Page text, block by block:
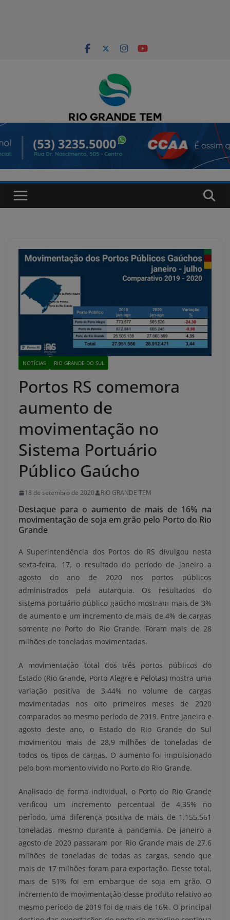
NOTÍCIAS RIO GRANDE DO SUL
Portos RS comemora
aumento de
movimentação no
Sistema Portuário
Público Gaúcho
18 de setembro de 2020 RIO GRANDE TEM
Destaque para o aumento de mais de 16% na
movimentação de soja em grão pelo Porto do Rio
Grande
A Superintendência dos Portos do RS divulgou nesta
sexta-feira, 17, o resultado do período de janeiro a
agosto do ano de 2020 nos portos públicos
administrados pela autarquia. Os resultados do
sistema portuário público gaúcho mostram mais de 3%
de aumento e um incremento de mais de 4% de cargas
somente no Porto do Rio Grande. Foram mais de 28
milhões de toneladas movimentadas.
A movimentação total dos três portos públicos do
Estado (Rio Grande, Porto Alegre e Pelotas) mostra uma
variação positiva de 3,44% no volume de cargas
movimentadas nos oito primeiros meses de 2020
comparados ao mesmo período de 2019. Entre janeiro e
agosto deste ano, o Estado do Rio Grande do Sul
movimentou mais de 28,9 milhões de toneladas de
todos os tipos de cargas. O aumento foi impulsionado
pelo bom momento vivido no Porto do Rio Grande.
Analisado de forma individual, o Porto do Rio Grande
verificou um incremento percentual de 4,35% no
período, uma diferença positiva de mais de 1.155.561
toneladas, mesmo durante a pandemia. De janeiro a
agosto de 2020 passaram por Rio Grande mais de 27,6
milhões de toneladas de todas as cargas, sendo que
mais de 17 milhões foram para exportação. Desse total,
mais de 51% foi em embarque de soja em grão. O
incremento de movimentação desse produto relativo ao
mesmo período de 2019 foi de mais de 16%. O principal